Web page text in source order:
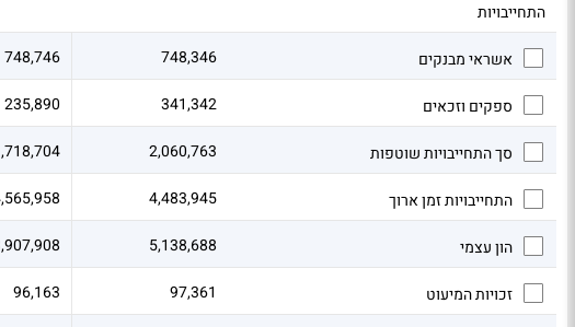
התחייבויות
אשראי מבנקים 748,346
748,746
ספקים וזכאים 341,342
235,890
סך התחייבויות שוטפות 2,060,763
התחייבויות זמן ארוך 4,483,945
הון עצמי 5,138,688
זכויות המיעוט 97,361
96,163